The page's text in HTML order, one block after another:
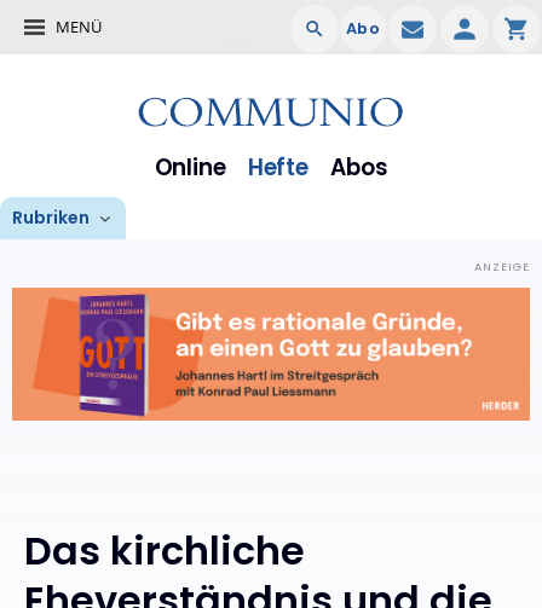
MENÜ Abo
Online Hefte Abos
Rubriken
Das kirchliche